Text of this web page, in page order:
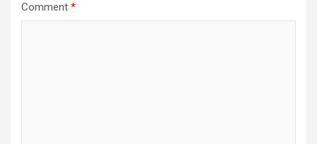
Comment *